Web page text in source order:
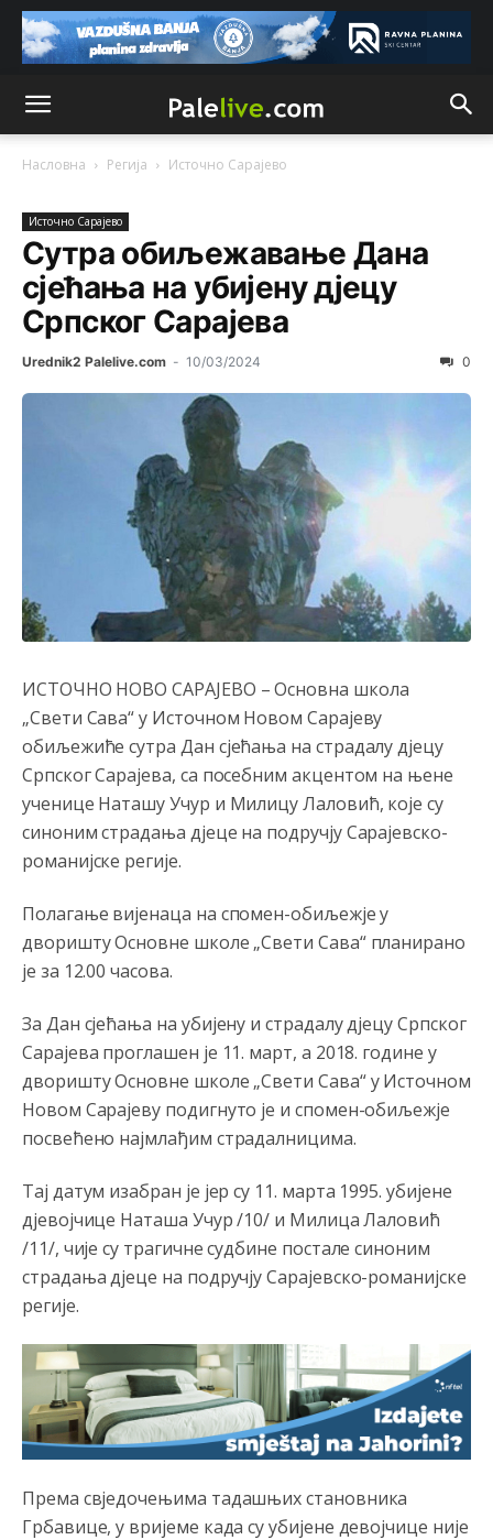
Насловна Регија Источно Сарајево
Источно Сарајево
Сутра обиљежавање Дана
сјећања на убијену д‌јецу
Српског Сарајева
Urednik2 Palelive.com - 10/03/2024 0
ИСТОЧНО НОВО САРАЈЕВО – Основна школа
„Свети Сава“ у Источном Новом Сарајеву
обиљежиће сутра Дан сјећања на страдалу д‌јецу
Српског Сарајева, са посебним акцентом на њене
ученице Наташу Учур и Милицу Лаловић, које су
синоним страдања д‌јеце на подручју Сарајевско-
романијске регије.
Полагање вијенаца на спомен-обиљежје у
дворишту Основне школе „Свети Сава“ планирано
је за 12.00 часова.
За Дан сјећања на убијену и страдалу д‌јецу Српског
Сарајева проглашен је 11. март, а 2018. године у
дворишту Основне школе „Свети Сава“ у Источном
Новом Сарајеву подигнуто је и спомен-обиљежје
посвећено најмлађим страдалницима.
Тај датум изабран је јер су 11. марта 1995. убијене
д‌јевојчице Наташа Учур /10/ и Милица Лаловић
/11/, чије су трагичне судбине постале синоним
страдања д‌јеце на подручју Сарајевско-романијске
регије.
Према свједочењима тадашњих становника
Грбавице, у вријеме када су убијене девојчице није
yбиће га Били као зеца
Анонимно2800426 јуче 2:05
Sto bogatiji-to skrtiji,sto tisi-to opasniji,sto pricivljiviji-to
gluplji,sto ljepsi-to razmazaniji,sto emotivniji-to
veci prevarant...
Анонимно2802132 јуче
2:14
Mnogi nesposobni ljudi su daleko dogurali. Ko je
nesposoban može raditi sve. Sposobni rade samo ono
Анонимно2022778